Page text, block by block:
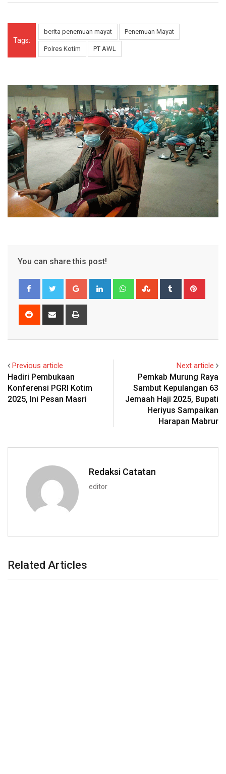
Tags:
berita penemuan mayat Penemuan Mayat
Polres Kotim PT AWL
You can share this post!
Google+ LinkedIn WhatsappStumbleUpon
Tumblr
Reddit
Share
Previous article
Hadiri Pembukaan
Konferensi PGRI Kotim
2025, Ini Pesan Masri
Next article
Pemkab Murung Raya
Sambut Kepulangan 63
Jemaah Haji 2025, Bupati
Heriyus Sampaikan
Harapan Mabrur
Redaksi Catatan
editor
Related Articles